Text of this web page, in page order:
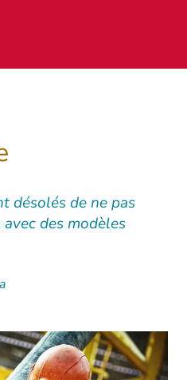
désolés de ne pas
des modèles